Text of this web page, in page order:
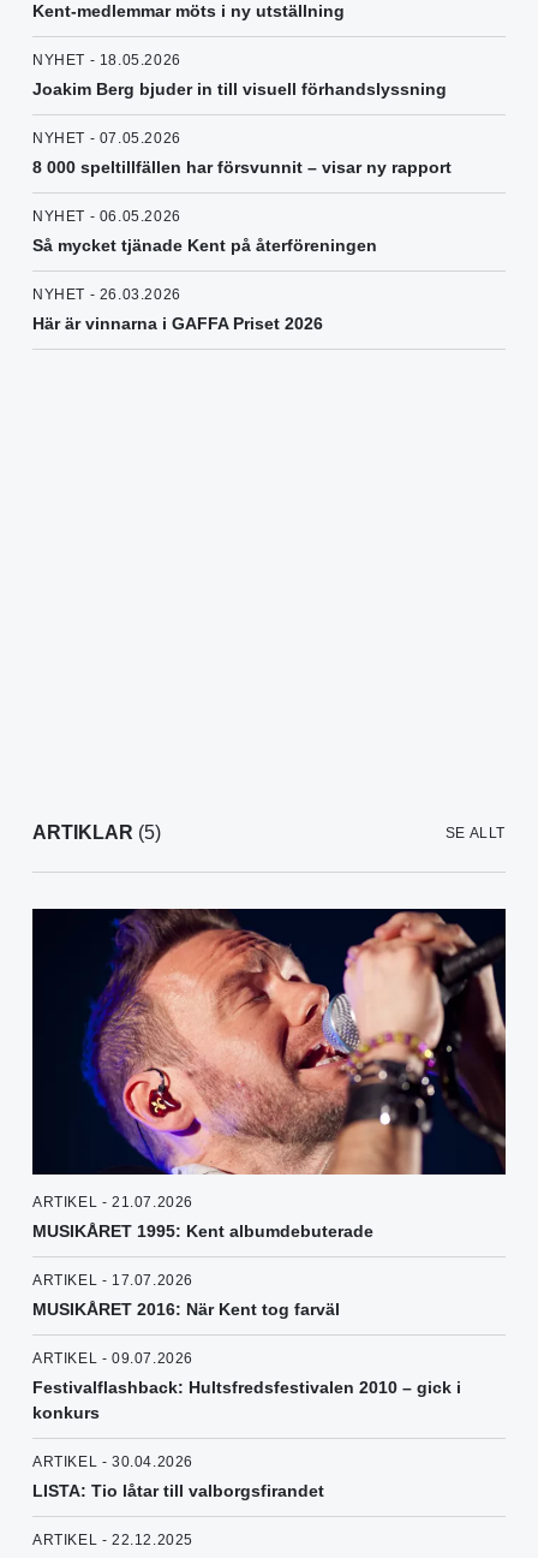
Kent-medlemmar möts i ny utställning
NYHET - 18.05.2026
Joakim Berg bjuder in till visuell förhandslyssning
NYHET - 07.05.2026
8 000 speltillfällen har försvunnit – visar ny rapport
NYHET - 06.05.2026
Så mycket tjänade Kent på återföreningen
NYHET - 26.03.2026
Här är vinnarna i GAFFA Priset 2026
ARTIKLAR (5) SE ALLT
ARTIKEL - 21.07.2026
MUSIKÅRET 1995: Kent albumdebuterade
ARTIKEL - 17.07.2026
MUSIKÅRET 2016: När Kent tog farväl
ARTIKEL - 09.07.2026
Festivalflashback: Hultsfredsfestivalen 2010 – gick i
konkurs
ARTIKEL - 30.04.2026
LISTA: Tio låtar till valborgsfirandet
ARTIKEL - 22.12.2025